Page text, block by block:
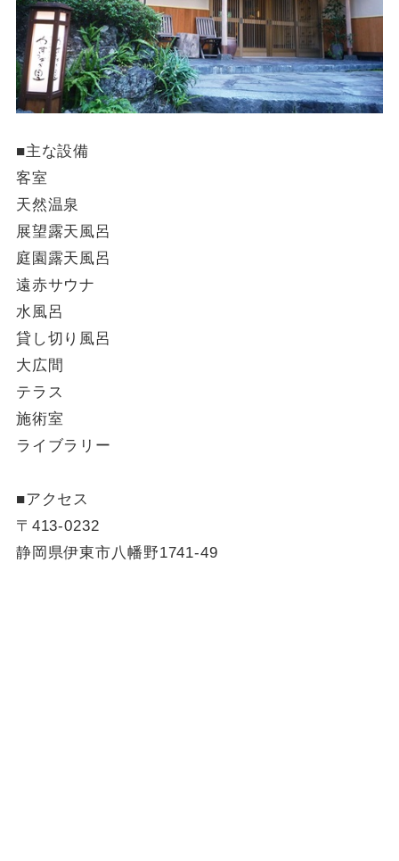
■主な設備
客室
天然温泉
展望露天風呂
庭園露天風呂
遠赤サウナ
水風呂
貸し切り風呂
大広間
テラス
施術室
ライブラリー
■アクセス
〒413-0232
静岡県伊東市八幡野1741-49